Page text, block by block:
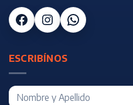
Facebook
Instagram
WhatsApp
ESCRIBÍNOS